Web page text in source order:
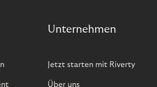
Unternehmen
Jetzt starten mit Riverty
Über uns